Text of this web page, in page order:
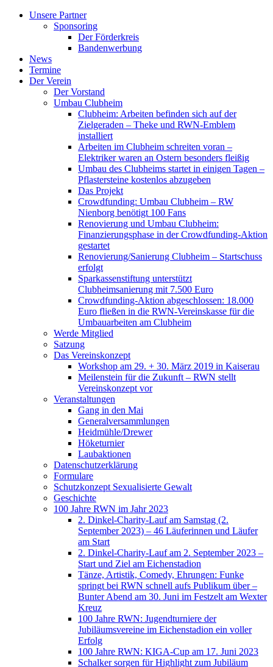
Unsere Partner
Sponsoring
Der Förderkreis
Bandenwerbung
News
Termine
Der Verein
Der Vorstand
Umbau Clubheim
Clubheim: Arbeiten befinden sich auf der
Zielgeraden – Theke und RWN-Emblem
installiert
Arbeiten im Clubheim schreiten voran –
Elektriker waren an Ostern besonders fleißig
Umbau des Clubheims startet in einigen Tagen –
Pflastersteine kostenlos abzugeben
Das Projekt
Crowdfunding: Umbau Clubheim – RW
Nienborg benötigt 100 Fans
Renovierung und Umbau Clubheim:
Finanzierungsphase in der Crowdfunding-Aktion
gestartet
Renovierung/Sanierung Clubheim – Startschuss
erfolgt
Sparkassenstiftung unterstützt
Clubheimsanierung mit 7.500 Euro
Crowdfunding-Aktion abgeschlossen: 18.000
Euro fließen in die RWN-Vereinskasse für die
Umbauarbeiten am Clubheim
Werde Mitglied
Satzung
Das Vereinskonzept
Workshop am 29. + 30. März 2019 in Kaiserau
Meilenstein für die Zukunft – RWN stellt
Vereinskonzept vor
Veranstaltungen
Gang in den Mai
Generalversammlungen
Heidmühle/Drewer
Höketurnier
Laubaktionen
Datenschutzerklärung
Formulare
Schutzkonzept Sexualisierte Gewalt
Geschichte
100 Jahre RWN im Jahr 2023
2. Dinkel-Charity-Lauf am Samstag (2.
September 2023) – 46 Läuferinnen und Läufer
am Start
2. Dinkel-Charity-Lauf am 2. September 2023 –
Start und Ziel am Eichenstadion
Tänze, Artistik, Comedy, Ehrungen: Funke
springt bei RWN schnell aufs Publikum über –
Bunter Abend am 30. Juni im Festzelt am Wexter
Kreuz
100 Jahre RWN: Jugendturniere der
Jubiläumsvereine im Eichenstadion ein voller
Erfolg
100 Jahre RWN: KIGA-Cup am 17. Juni 2023
Schalker sorgen für Highlight zum Jubiläum